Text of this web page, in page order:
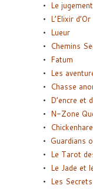
Le
L’Elixir d’Or
Lueur
Chemins
Fatum
Les
Chasse
D’encre et
N-Zone
Guardians
Le Tarot
Le Jade et
Les Secrets